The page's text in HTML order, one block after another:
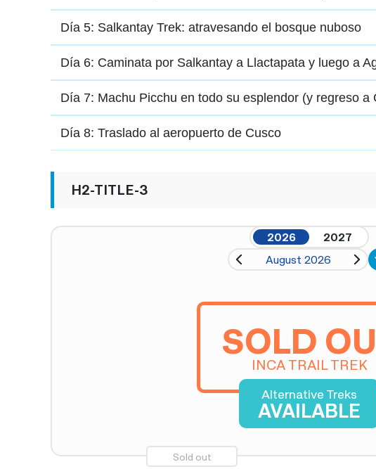
Día 5: Salkantay Trek: atravesando el bosque nuboso
Día 6: Caminata por Salkantay a Llactapata y luego a
Día 7: Machu Picchu en todo su esplendor (y regreso a
Día 8: Traslado al aeropuerto de Cusco
H2-TITLE-3
2026
2027
August 2026
SOLD
INCA TRAIL TREK
Alternative Treks
AVAILABLE
Sold out